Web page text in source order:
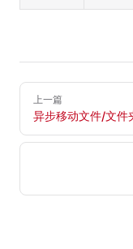
Pager
上一篇
异步移动文件/文件